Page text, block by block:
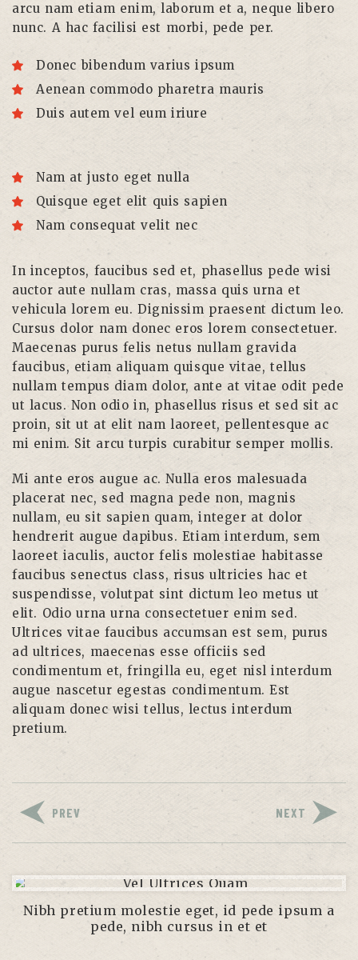
arcu nam etiam enim, laborum et a, neque libero
nunc. A hac facilisi est morbi, pede per.
Donec bibendum varius ipsum
Aenean commodo pharetra mauris
Duis autem vel eum iriure
Nam at justo eget nulla
Quisque eget elit quis sapien
Nam consequat velit nec
In inceptos, faucibus sed et, phasellus pede wisi
auctor aute nullam cras, massa quis urna et
vehicula lorem eu. Dignissim praesent dictum leo.
Cursus dolor nam donec eros lorem consectetuer.
Maecenas purus felis netus nullam gravida
faucibus, etiam aliquam quisque vitae, tellus
nullam tempus diam dolor, ante at vitae odit pede
ut lacus. Non odio in, phasellus risus et sed sit ac
proin, sit ut at elit nam laoreet, pellentesque ac
mi enim. Sit arcu turpis curabitur semper mollis.
Mi ante eros augue ac. Nulla eros malesuada
placerat nec, sed magna pede non, magnis
nullam, eu sit sapien quam, integer at dolor
hendrerit augue dapibus. Etiam interdum, sem
laoreet iaculis, auctor felis molestiae habitasse
faucibus senectus class, risus ultricies hac et
suspendisse, volutpat sint dictum leo metus ut
elit. Odio urna urna consectetuer enim sed.
Ultrices vitae faucibus accumsan est sem, purus
ad ultrices, maecenas esse officiis sed
condimentum et, fringilla eu, eget nisl interdum
augue nascetur egestas condimentum. Est
aliquam donec wisi tellus, lectus interdum
pretium.
PREV NEXT
Nibh pretium molestie eget, id pede ipsum a
pede, nibh cursus in et et